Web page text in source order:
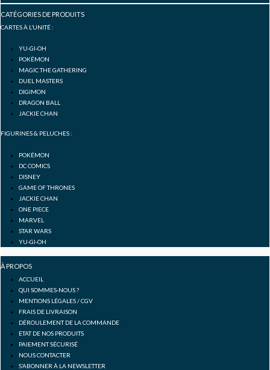
f
CATÉGORIES DE PRODUITS
CARTES À L’UNITÉ :
YU-GI-OH
POKÉMON
MAGIC THE GATHERING
DUEL MASTERS
DIGIMON
DRAGON BALL
JACKIE CHAN
FIGURINES & PELUCHES :
POKÉMON
DC COMICS
DISNEY
GAME OF THRONES
JACKIE CHAN
ONE PIECE
MARVEL
STAR WARS
YU-GI-OH
À PROPOS
ACCUEIL
QUI SOMMES-NOUS ?
MENTIONS LÉGALES / CGV
FRAIS DE LIVRAISON
DÉROULEMENT DE LA COMMANDE
ETAT DE NOS PRODUITS
PAIEMENT SÉCURISÉ
NOUS CONTACTER
S’ABONNER À LA NEWSLETTER